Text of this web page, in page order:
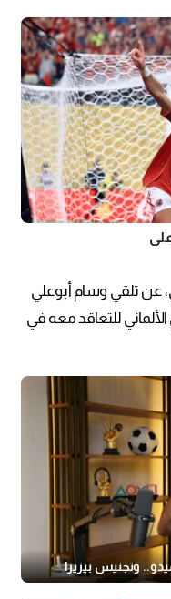
عن تلقي وسام أبوعلي
للتعاقد معه في
وتجنيس بيزيرا